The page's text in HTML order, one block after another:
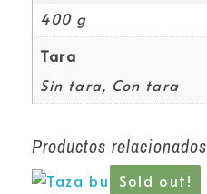
400 g
Tara
Sin tara, Con tara
Productos relacionados
Sold out!